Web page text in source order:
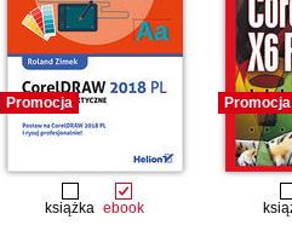
Promocja
książka ebook
Promocja